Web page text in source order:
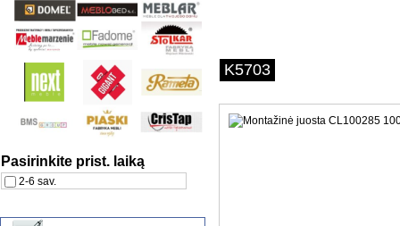
Pasirinkite prist. laiką
2-6 sav.
K5703